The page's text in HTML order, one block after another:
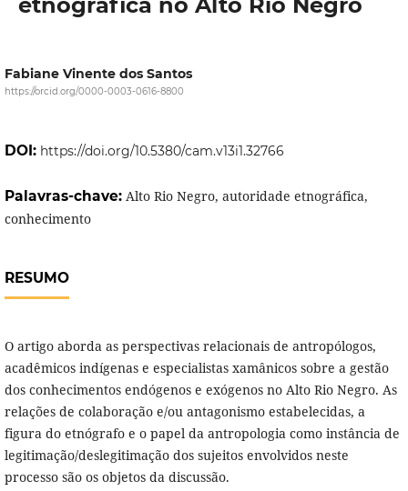
Fabiane Vinente dos Santos
https://orcid.org/0000-0003-0616-8800
DOI: https://doi.org/10.5380/cam.v13i1.32766
Palavras-chave: Alto Rio Negro, autoridade etnográfica,
conhecimento
RESUMO
O artigo aborda as perspectivas relacionais de antropólogos,
acadêmicos indígenas e especialistas xamânicos sobre a gestão
dos conhecimentos endógenos e exógenos no Alto Rio Negro. As
relações de colaboração e/ou antagonismo estabelecidas, a
figura do etnógrafo e o papel da antropologia como instância de
legitimação/deslegitimação dos sujeitos envolvidos neste
processo são os objetos da discussão.